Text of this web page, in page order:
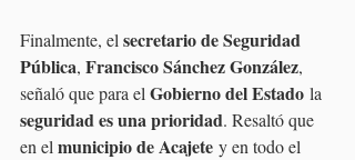
Finalmente, el secretario de Seguridad
Pública, Francisco Sánchez González,
señaló que para el Gobierno del Estado la
seguridad es una prioridad. Resaltó que
en el municipio de Acajete y en todo el